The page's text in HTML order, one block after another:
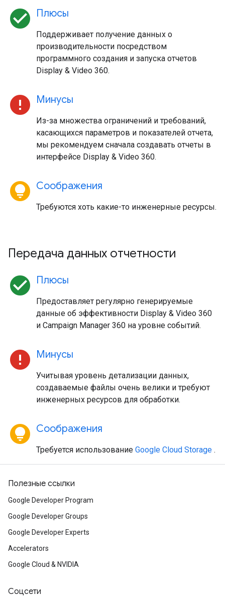
check_circle Плюсы
Поддерживает получение данных о
производительности посредством
программного создания и запуска отчетов
Display & Video 360.
error Минусы
Из-за множества ограничений и требований,
касающихся параметров и показателей отчета,
мы рекомендуем сначала создавать отчеты в
интерфейсе Display & Video 360.
lightbulb_circle Соображения
Требуются хоть какие-то инженерные ресурсы.
Передача данных отчетности
check_circle Плюсы
Предоставляет регулярно генерируемые
данные об эффективности Display & Video 360
и Campaign Manager 360 на уровне событий.
error Минусы
Учитывая уровень детализации данных,
создаваемые файлы очень велики и требуют
инженерных ресурсов для обработки.
lightbulb_circle Соображения
Требуется использование Google Cloud Storage .
Полезные ссылки
Google Developer Program
Google Developer Groups
Google Developer Experts
Accelerators
Google Cloud & NVIDIA
Соцсети